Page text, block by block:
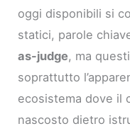
oggi disponibili si
statici, parole
as-judge, ma
soprattutto
ecosistema dove il
nascosto dietro